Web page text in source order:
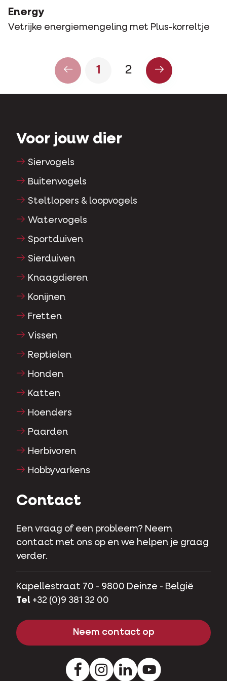
Energy
Vetrijke energiemengeling met Plus-korreltje
1 2
Voor jouw dier
Siervogels
Buitenvogels
Steltlopers & loopvogels
Watervogels
Sportduiven
Sierduiven
Knaagdieren
Konijnen
Fretten
Vissen
Reptielen
Honden
Katten
Hoenders
Paarden
Herbivoren
Hobbyvarkens
Contact
Een vraag of een probleem? Neem
contact met ons op en we helpen je graag
verder.
Kapellestraat 70 - 9800 Deinze - België
Tel +32 (0)9 381 32 00
Neem contact op
FacebookInstagramLinkedInYoutube